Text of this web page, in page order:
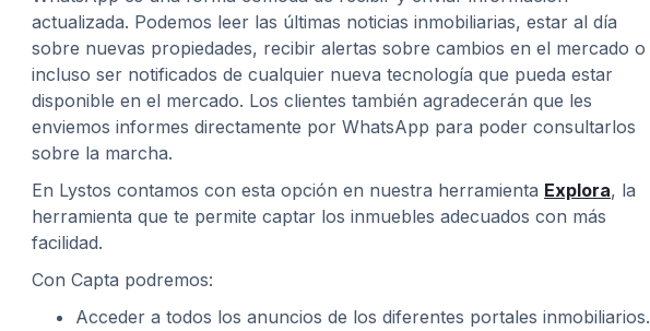
actualizada. Podemos leer las últimas noticias inmobiliarias, estar al día
sobre nuevas propiedades, recibir alertas sobre cambios en el mercado o
incluso ser notificados de cualquier nueva tecnología que pueda estar
disponible en el mercado. Los clientes también agradecerán que les
enviemos informes directamente por WhatsApp para poder consultarlos
sobre la marcha.
En Lystos contamos con esta opción en nuestra herramienta Explora, la
herramienta que te permite captar los inmuebles adecuados con más
facilidad.
Con Capta podremos:
Acceder a todos los anuncios de los diferentes portales inmobiliarios.